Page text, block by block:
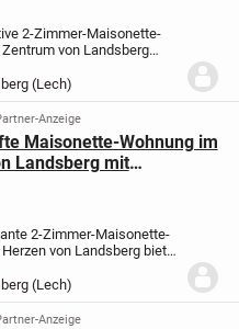
2-Zimmer-Maisonette-
von Landsberg
auf zwei Ebenen. Dank der
eignet sich
ideal...
(Lech)
Anzeige
Maisonette-Wohnung im
Landsberg mit
2-Zimmer-Maisonette-
von Landsberg bietet
macht sie
Paare oder
die eine...
(Lech)
Anzeige